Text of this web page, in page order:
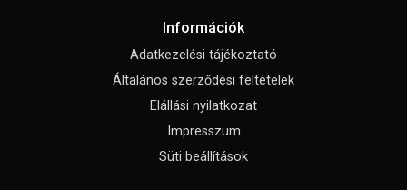
Információk
Adatkezelési tájékoztató
Általános szerződési feltételek
Elállási nyilatkozat
Impresszum
Süti beállítások